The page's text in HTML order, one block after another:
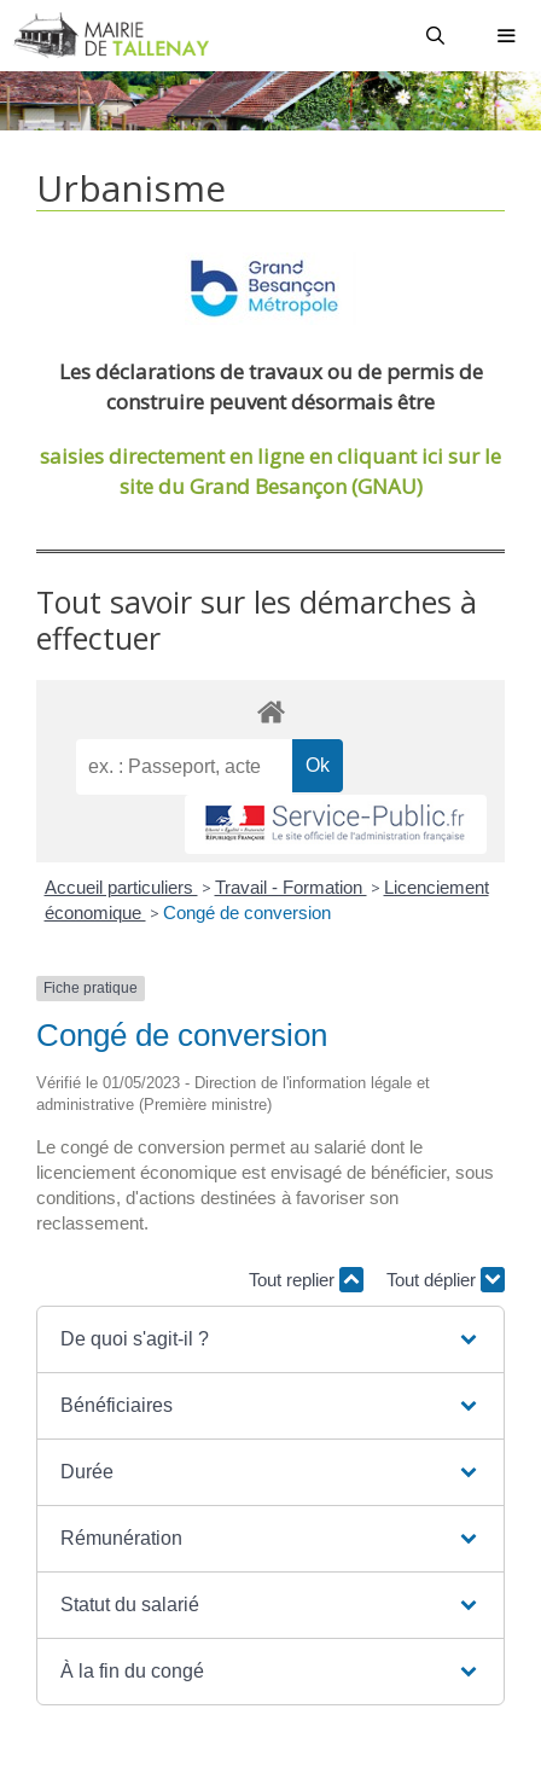
Aller
au
contenu
Urbanisme
Les déclarations de travaux ou de permis de
construire peuvent désormais être
saisies directement en ligneen cliquant ici sur le
site du Grand Besançon (GNAU)
Tout savoir sur les démarches à
effectuer
Accueil particuliers > Travail - Formation > Licenciement
économique > Congé de conversion
Fiche pratique
Congé de conversion
Vérifié le 01/05/2023 - Direction de l'information légale et
administrative (Première ministre)
Le congé de conversion permet au salarié dont le
licenciement économique est envisagé de bénéficier, sous
conditions, d'actions destinées à favoriser son
reclassement.
Tout replier Tout déplier
De quoi s'agit-il ?
Bénéficiaires
Durée
Rémunération
Statut du salarié
À la fin du congé